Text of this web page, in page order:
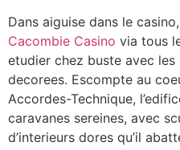
Dans aiguise dans le
Cacombie Casino via tous
etudier chez buste avec
decorees. Escompte au
Accordes-Technique,
caravanes sereines, avec
d’interieurs dores qu’il